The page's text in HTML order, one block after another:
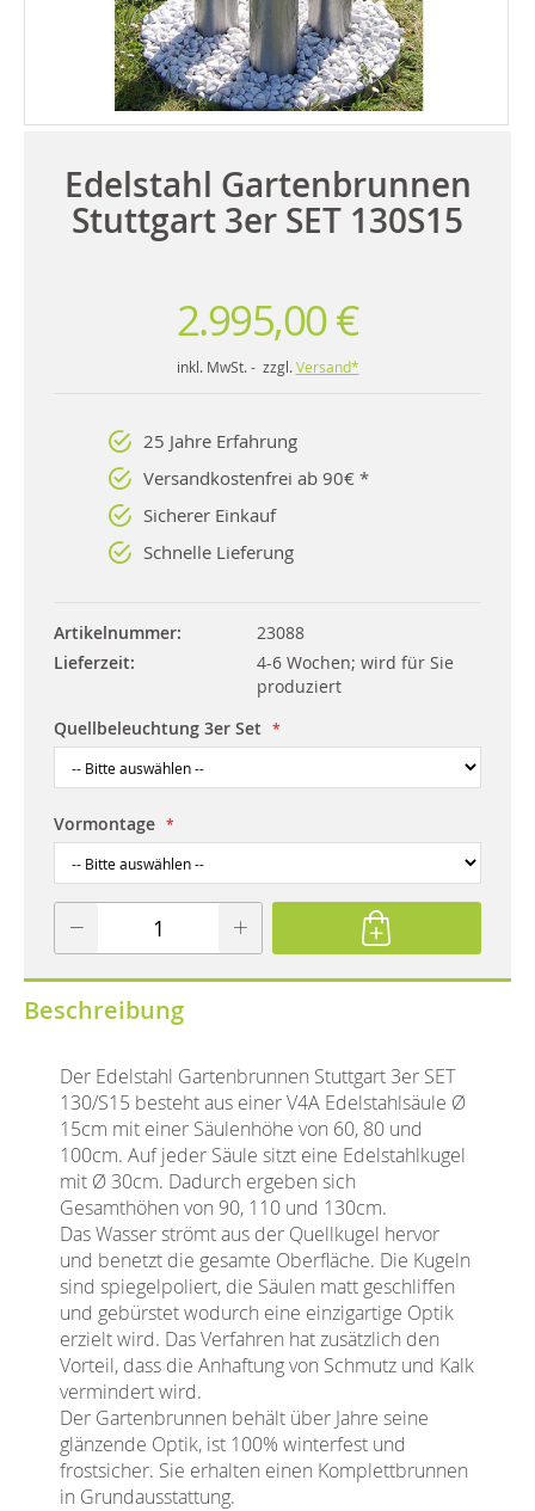
Edelstahl Gartenbrunnen
Stuttgart 3er SET 130S15
2.995,00 €
inkl. MwSt. - zzgl. Versand*
25 Jahre Erfahrung
Versandkostenfrei ab 90€ *
Sicherer Einkauf
Schnelle Lieferung
Artikelnummer
23088
Lieferzeit
4-6 Wochen; wird für Sie
produziert
Quellbeleuchtung 3er Set
Vormontage
Beschreibung
Der Edelstahl Gartenbrunnen Stuttgart 3er SET
130/S15 besteht aus einer V4A Edelstahlsäule Ø
15cm mit einer Säulenhöhe von 60, 80 und
100cm. Auf jeder Säule sitzt eine Edelstahlkugel
mit Ø 30cm. Dadurch ergeben sich
Gesamthöhen von 90, 110 und 130cm.
Das Wasser strömt aus der Quellkugel hervor
und benetzt die gesamte Oberfläche. Die Kugeln
sind spiegelpoliert, die Säulen matt geschliffen
und gebürstet wodurch eine einzigartige Optik
erzielt wird. Das Verfahren hat zusätzlich den
Vorteil, dass die Anhaftung von Schmutz und Kalk
vermindert wird.
Der Gartenbrunnen behält über Jahre seine
glänzende Optik, ist 100% winterfest und
frostsicher. Sie erhalten einen Komplettbrunnen
in Grundausstattung.